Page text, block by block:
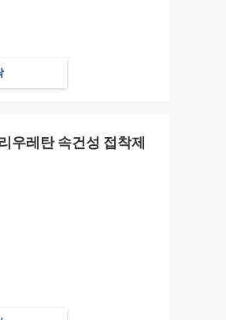
우레탄 속건성 접착제